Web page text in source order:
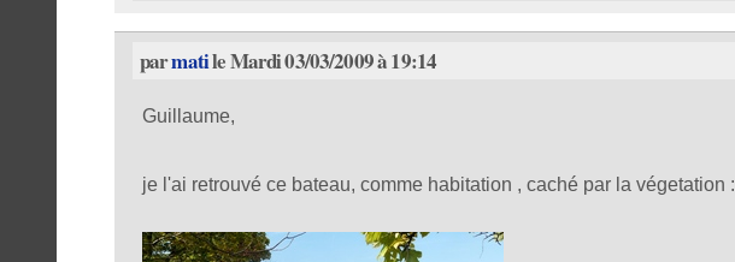
parmatile Mardi 03/03/2009 à 19:14
Guillaume,
je l'ai retrouvé ce bateau, comme habitation , caché par la végetation :